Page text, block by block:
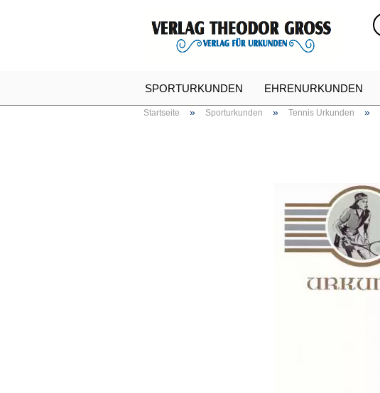
SPORTURKUNDEN EHRENURKUNDEN
Startseite » Sporturkunden » Tennis Urkunden »